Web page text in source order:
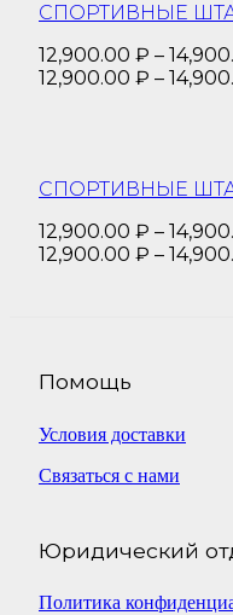
СПОРТИВНЫЕ
12,900.00 ₽ –
12,900.00 ₽ –
СПОРТИВНЫЕ
12,900.00 ₽ –
12,900.00 ₽ –
Помощь
Условия доставки
Связаться с нами
Юридический
Политика